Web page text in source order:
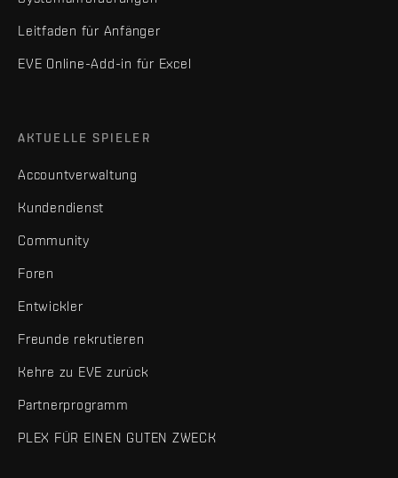
Leitfaden für Anfänger
EVE Online-Add-in für Excel
AKTUELLE SPIELER
Accountverwaltung
Kundendienst
Community
Foren
Entwickler
Freunde rekrutieren
Kehre zu EVE zurück
Partnerprogramm
PLEX FÜR EINEN GUTEN ZWECK